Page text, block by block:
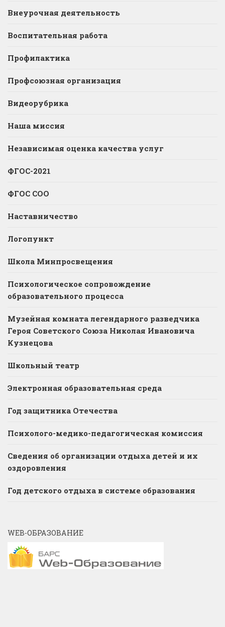
Внеурочная деятельность
Воспитательная работа
Профилактика
Профсоюзная организация
Видеорубрика
Наша миссия
Независимая оценка качества услуг
ФГОС-2021
ФГОС СОО
Наставничество
Логопункт
Школа Минпросвещения
Психологическое сопровождение
образовательного процесса
Музейная комната легендарного разведчика
Героя Советского Союза Николая Ивановича
Кузнецова
Школьный театр
Электронная образовательная среда
Год защитника Отечества
Психолого-медико-педагогическая комиссия
Сведения об организации отдыха детей и их
оздоровления
Год детского отдыха в системе образования
WEB-ОБРАЗОВАНИЕ